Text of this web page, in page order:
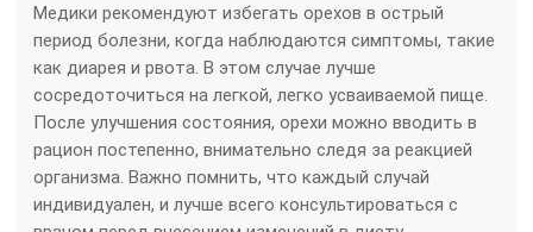
Медики рекомендуют избегать орехов в острый
период болезни, когда наблюдаются симптомы, такие
как диарея и рвота. В этом случае лучше
сосредоточиться на легкой, легко усваиваемой пище.
После улучшения состояния, орехи можно вводить в
рацион постепенно, внимательно следя за реакцией
организма. Важно помнить, что каждый случай
индивидуален, и лучше всего консультироваться с